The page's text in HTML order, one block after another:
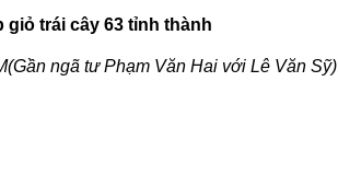
giỏ trái cây 63 tỉnh thành
ngã tư Phạm Văn Hai với Lê Văn Sỹ)